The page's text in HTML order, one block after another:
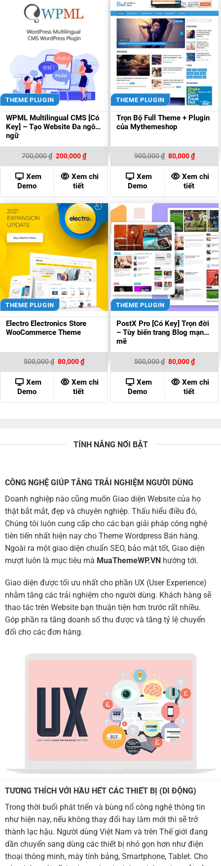
THEME PLUGIN
WPML Multilingual CMS [Có
Key] – Tạo Website Đa ngôn
ngữ
700,000₫ Giá
là:
700,000 ₫.
200,000₫Giá
hiện
tại
là:
200,000 ₫.
Xem
Demo
Xem chi
tiết
THEME PLUGIN
Trọn Bộ Full Theme + Plugin
của Mythemeshop
900,000₫ Giá
gốc
là:
900,000 ₫.
80,000₫Giá
hiện
tại
là:
80,000
Xem
Demo
Xem chi
tiết
THEME PLUGIN
Electro Electronics Store
WooCommerce Theme
500,000₫ Giá
gốc
là:
500,000 ₫.
80,000₫Giá
hiện
tại
là:
80,000 ₫.
Xem
Demo
Xem chi
tiết
THEME PLUGIN
PostX Pro [Có Key] Trọn đời
– Tùy biến trang Blog mạnh
mẽ
500,000₫ Giá
gốc
là:
500,000 ₫.
80,000₫Giá
hiện
tại
là:
80,000
Xem
Demo
Xem chi
tiết
TÍNH NĂNG NỔI BẬT
CÔNG NGHỆ GIÚP TĂNG TRẢI NGHIỆM NGƯỜI DÙNG
Doanh nghiệp nào cũng muốn Giao diện Website của họ
thật bắt mắt, đẹp và chuyên nghiệp. Thấu hiểu điều đó,
Chúng tôi luôn cung cấp cho các bạn giải pháp công nghệ
tiên tiến nhất hiện nay cho Theme Wordpress Bán hàng.
Ngoài ra một giao diện chuẩn SEO, bảo mật tốt, Giao diện
mượt luôn là mục tiêu mà MuaThemeWP.VN hướng tới.
Giao diện được tối ưu nhất cho phần UX (User Experience)
nhằm tăng các trải nghiệm cho người dùng. Khách hàng sẽ
thao tác trên Website bạn thuận tiện hơn trước rất nhiều.
Góp phần ra tăng doanh số thu được và tăng tỷ lệ chuyển
đổi cho các đơn hàng.
TƯƠNG THÍCH VỚI HẦU HẾT CÁC THIẾT BỊ (DI ĐỘNG)
Trong thời buổi phát triển và bùng nổ công nghệ thông tin
như hiện nay, nếu không thay đổi hay làm mới thì sẽ trở
thành lạc hậu. Người dùng Việt Nam và trên Thế giới đang
dần chuyển sang dùng các thiết bị nhỏ gọn hơn như điện
thoại thông minh, máy tính bảng, Smartphone, Tablet. Cho